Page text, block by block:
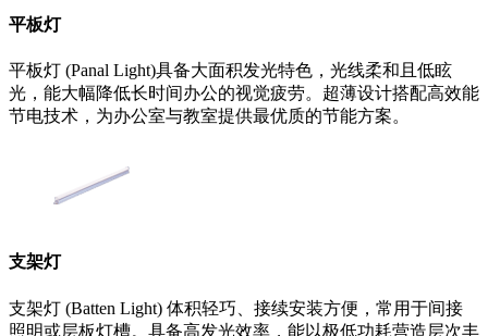
平板灯
平板灯 (Panal Light)具备大面积发光特色，光线柔和且低眩
光，能大幅降低长时间办公的视觉疲劳。超薄设计搭配高效能
节电技术，为办公室与教室提供最优质的节能方案。
支架灯
支架灯 (Batten Light) 体积轻巧、接续安装方便，常用于间接
照明或层板灯槽。具备高发光效率，能以极低功耗营造层次丰